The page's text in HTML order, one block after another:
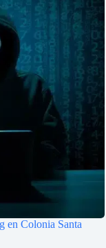
en Colonia Santa